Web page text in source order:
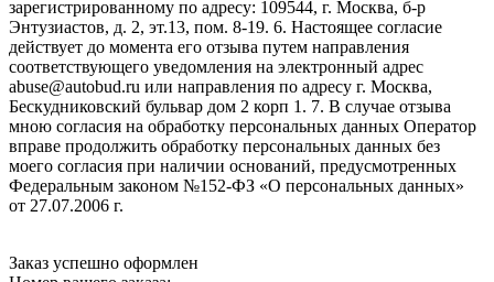
зарегистрированному по адресу: 109544, г. Москва, б-р
Энтузиастов, д. 2, эт.13, пом. 8-19. 6. Настоящее согласие
действует до момента его отзыва путем направления
соответствующего уведомления на электронный адрес
abuse@autobud.ru или направления по адресу г. Москва,
Бескудниковский бульвар дом 2 корп 1. 7. В случае отзыва
мною согласия на обработку персональных данных Оператор
вправе продолжить обработку персональных данных без
моего согласия при наличии оснований, предусмотренных
Федеральным законом №152-ФЗ «О персональных данных»
от 27.07.2006 г.
Заказ успешно оформлен